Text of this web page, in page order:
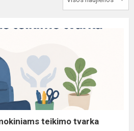
teikimo tvarka